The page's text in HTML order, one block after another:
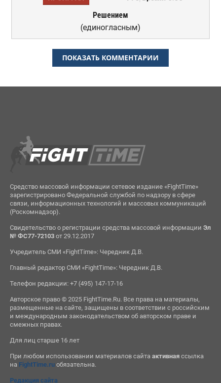
Решением
(единогласным)
ПОКАЗАТЬ КОММЕНТАРИИ
Средство массовой информации сетевое издание «FightTime»
зарегистрировано Федеральной службой по надзору в сфере
связи, информационных технологий и массовых коммуникаций
(Роскомнадзор).
Свидетельство о регистрации средства массовой информации Эл
№ ФС77-72103от 29.12.2017
Учредитель СМИ «FightTime»: Чередник Д.В.
Главный редактор СМИ «FightTime»: Чередник Д.В.
Телефон редакции: +7 (495) 147-17-16
Авторское право © 2025 FightTime.Ru. Все права на материалы,
размещенные на сайте, защищены в соответствии с российским
и международным законодательством об авторском праве и
смежных правах.
Для лиц старше 16 лет
При любом использовании материалов сайта активнаяссылка
на FightTime.ruобязательна.
Редакция сайта